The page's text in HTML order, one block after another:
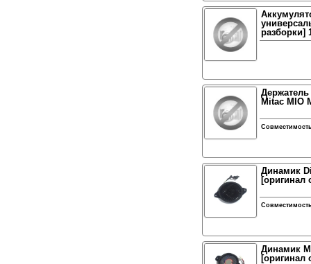
разборки]
Mitac MIO
Динамик
[оригинал
Динамик
[оригинал